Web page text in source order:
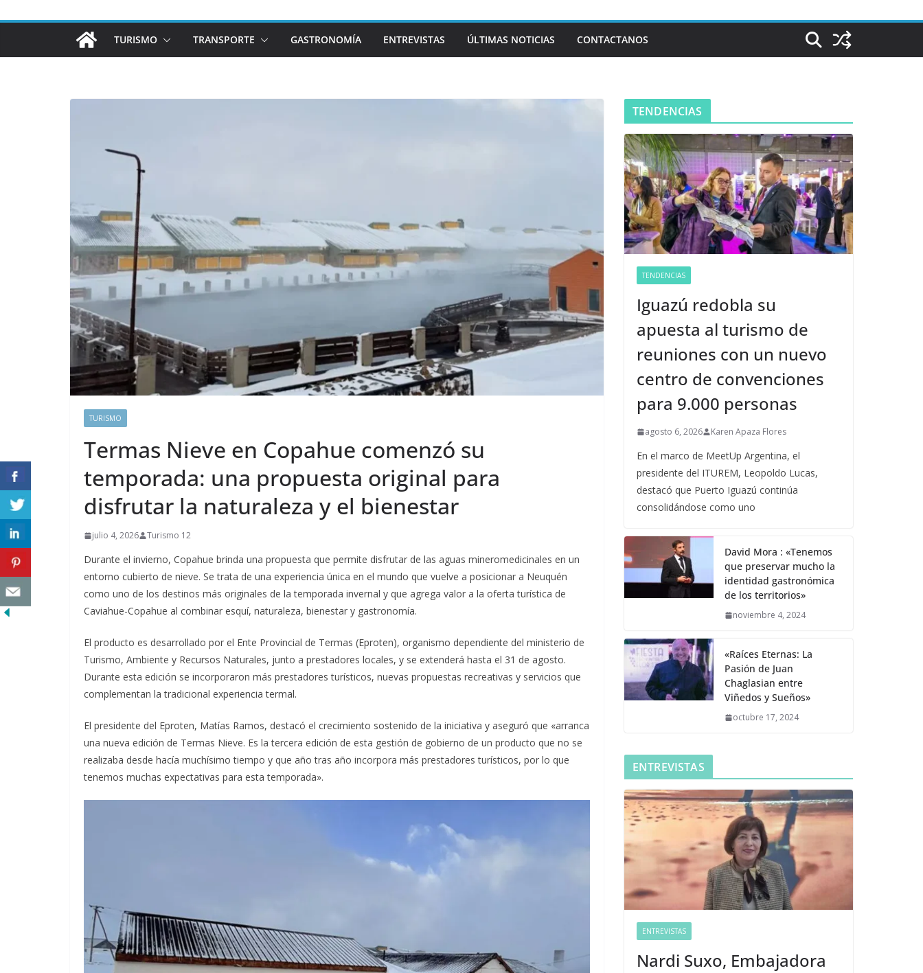
TURISMO TRANSPORTE GASTRONOMÍA ENTREVISTAS ÚLTIMAS NOTICIAS CONTACTANOS
TURISMO
Termas Nieve en Copahue comenzó su
temporada: una propuesta original para
disfrutar la naturaleza y el bienestar
julio 4, 2026 Turismo 12
Durante el invierno, Copahue brinda una propuesta que permite disfrutar de las aguas mineromedicinales en un
entorno cubierto de nieve. Se trata de una experiencia única en el mundo que vuelve a posicionar a Neuquén
como uno de los destinos más originales de la temporada invernal y que agrega valor a la oferta turística de
Caviahue-Copahue al combinar esquí, naturaleza, bienestar y gastronomía.
El producto es desarrollado por el Ente Provincial de Termas (Eproten), organismo dependiente del ministerio de
Turismo, Ambiente y Recursos Naturales, junto a prestadores locales, y se extenderá hasta el 31 de agosto.
Durante esta edición se incorporaron más prestadores turísticos, nuevas propuestas recreativas y servicios que
complementan la tradicional experiencia termal.
El presidente del Eproten, Matías Ramos, destacó el crecimiento sostenido de la iniciativa y aseguró que «arranca
una nueva edición de Termas Nieve. Es la tercera edición de esta gestión de gobierno de un producto que no se
realizaba desde hacía muchísimo tiempo y que año tras año incorpora más prestadores turísticos, por lo que
tenemos muchas expectativas para esta temporada».
TENDENCIAS
TENDENCIAS
Iguazú redobla su
apuesta al turismo de
reuniones con un nuevo
centro de convenciones
para 9.000 personas
agosto 6, 2026 Karen Apaza Flores
En el marco de MeetUp Argentina, el
presidente del ITUREM, Leopoldo Lucas,
destacó que Puerto Iguazú continúa
consolidándose como uno
David Mora : «Tenemos
que preservar mucho la
identidad gastronómica
de los territorios»
noviembre 4, 2024
«Raíces Eternas: La
Pasión de Juan
Chaglasian entre
Viñedos y Sueños»
octubre 17, 2024
ENTREVISTAS
ENTREVISTAS
Nardi Suxo, Embajadora